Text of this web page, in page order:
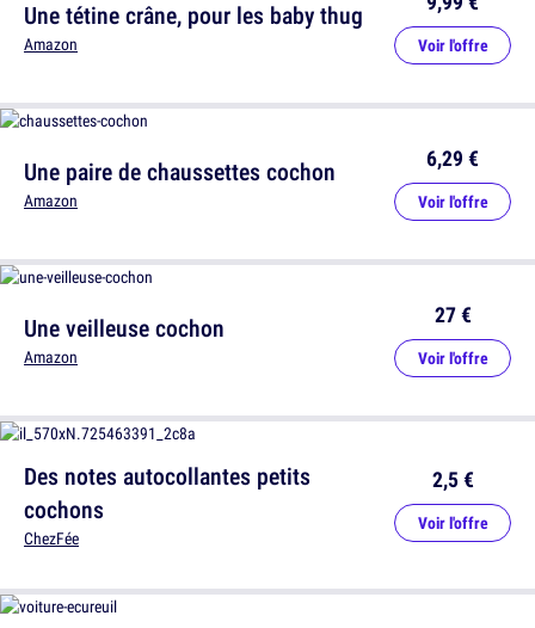
Une tétine crâne, pour les baby thug
Amazon Voir l'offre
Une veilleuse cochon
Amazon
27 €
Voir l'offre
Une paire de chaussettes cochon
Amazon
6,29 €
Voir l'offre
Des notes autocollantes petits
cochons
ChezFée
2,5 €
Voir l'offre